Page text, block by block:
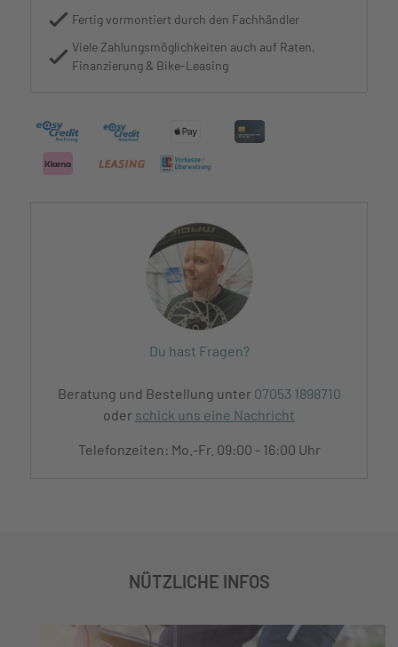
Fertig vormontiert durch den Fachhändler
Viele Zahlungsmöglichkeiten auch auf Raten,
Finanzierung & Bike-Leasing
Du hast Fragen?
Beratung und Bestellung unter 07053 1898710
oder schick uns eine Nachricht
Telefonzeiten: Mo.-Fr. 09:00 - 16:00 Uhr
NÜTZLICHE INFOS